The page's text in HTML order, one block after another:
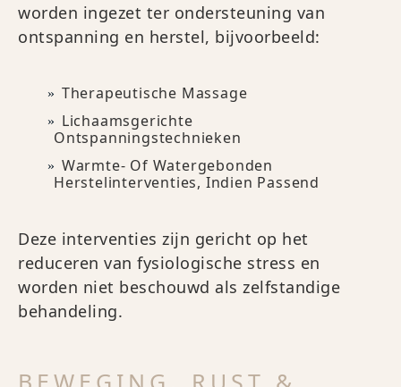
worden ingezet ter ondersteuning van
ontspanning en herstel, bijvoorbeeld:
Therapeutische Massage
Lichaamsgerichte
Ontspanningstechnieken
Warmte- Of Watergebonden
Herstelinterventies, Indien Passend
Deze interventies zijn gericht op het
reduceren van fysiologische stress en
worden niet beschouwd als zelfstandige
behandeling.